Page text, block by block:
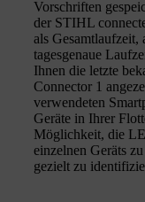
Vorschriften
der STIHL
als Gesamtlaufzeit,
tagesgenaue
Ihnen die letzte
Connector 1
verwendeten
Geräte in Ihrer
Möglichkeit, die
einzelnen Geräts
gezielt zu